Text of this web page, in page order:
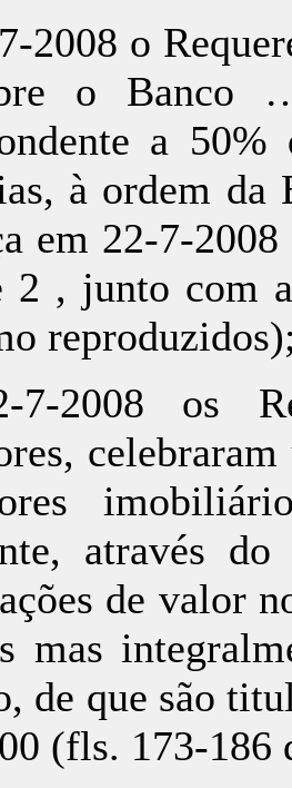
2008 o
o Banco
a
à ordem
em 22-7-
2 , junto com
7-2008 os
através
de valor
mas
de que são
(fls. 173-186